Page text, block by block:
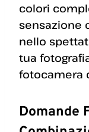
colori
sensazione
nello
tua
fotocamera
Domande